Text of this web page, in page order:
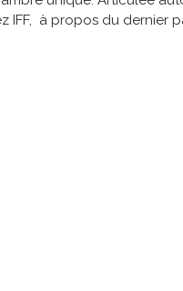
IFF, à propos du dernier